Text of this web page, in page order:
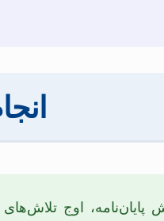
پایان‌نامه، اوج